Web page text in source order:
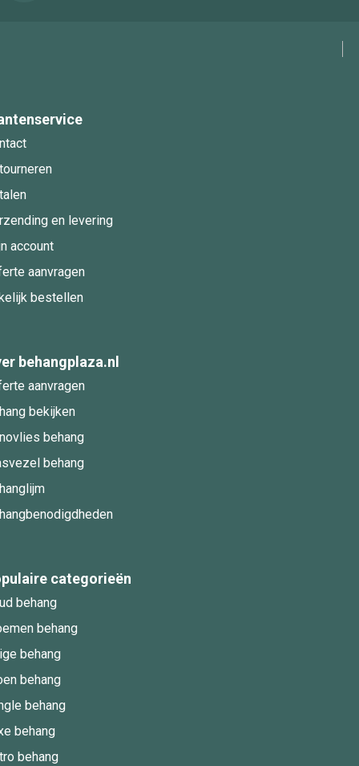
en levering
account
aanvragen
bestellen
behangplaza.nl
aanvragen
bekijken
behang
behang
categorieën
behang
behang
behang
behang
behang
behang
behang